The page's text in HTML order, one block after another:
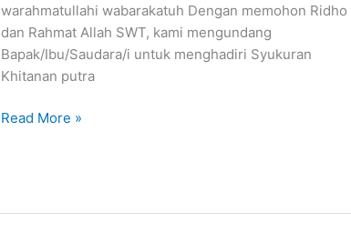
warahmatullahi wabarakatuh Dengan memohon Ridho
dan Rahmat Allah SWT, kami mengundang
Bapak/Ibu/Saudara/i untuk menghadiri Syukuran
Khitanan putra
Read More »